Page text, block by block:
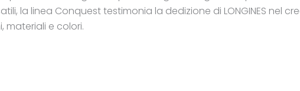
la linea Conquest testimonia la dedizione di LONGINES
materiali e colori.